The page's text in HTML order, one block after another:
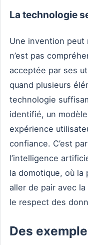
La technologie
Une invention peut
n’est pas
acceptée par ses
quand plusieurs
technologie
identifié, un
expérience
confiance. C’est
l’intelligence
la domotique, où
aller de pair avec
le respect des
Des